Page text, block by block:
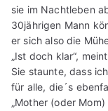
sie im Nachtleben
30jährigen Mann
er sich also die
„Ist doch klar“,
Sie staunte, dass
für alle, die´s
„Mother (oder